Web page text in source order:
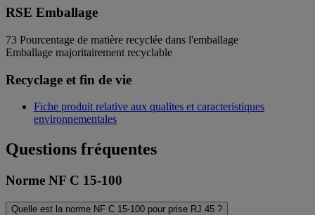
RSE Emballage
73 Pourcentage de matière recyclée dans l'emballage
Emballage majoritairement recyclable
Recyclage et fin de vie
Fiche produit relative aux qualites et caracteristiques
environnementales
Questions fréquentes
Norme NF C 15-100
Quelle est la norme NF C 15-100 pour prise RJ 45 ?